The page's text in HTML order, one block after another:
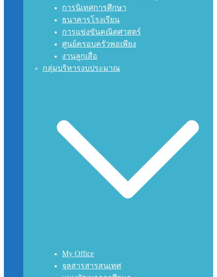
การนิเทศการศึกษา
ธนาคารโรงเรียน
การแข่งขันคณิตศาสตร์
ศูนย์ครอบครัวพอเพียง
งานลูกเสือ
กลุ่มบริหารงบประมาณ
My Office
จุลสารสารสนเทศ